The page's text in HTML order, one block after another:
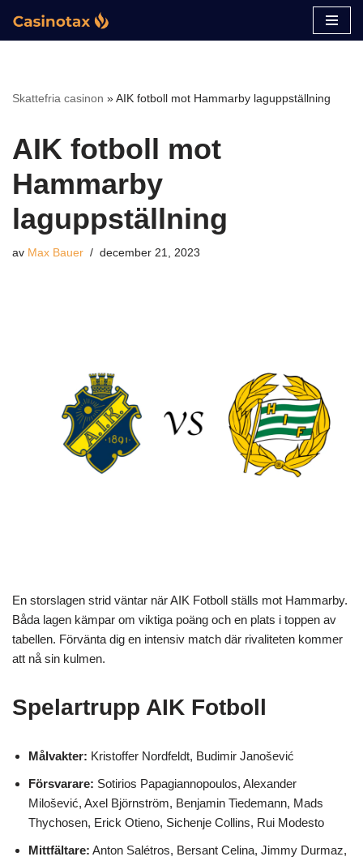
Hoppa
Skattefria casinon »AIK fotboll mot Hammarby laguppställning
AIK fotboll mot
Hammarby
laguppställning
av Max Bauer december 21, 2023
En storslagen strid väntar när AIK Fotboll ställs mot Hammarby.
Båda lagen kämpar om viktiga poäng och en plats i toppen av
tabellen. Förvänta dig en intensiv match där rivaliteten kommer
att nå sin kulmen.
Spelartrupp AIK Fotboll
Målvakter: Kristoffer Nordfeldt, Budimir Janošević
Försvarare: Sotirios Papagiannopoulos, Alexander
Milošević, Axel Björnström, Benjamin Tiedemann, Mads
Thychosen, Erick Otieno, Sichenje Collins, Rui Modesto
Mittfältare: Anton Salétros, Bersant Celina, Jimmy Durmaz,